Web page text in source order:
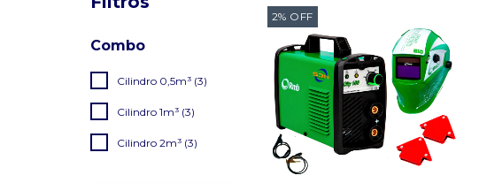
Combo
Cilindro 0,5m³ (3)
Cilindro 1m³ (3)
Cilindro 2m³ (3)
2% OFF